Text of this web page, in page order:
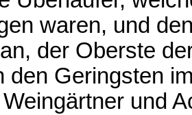
waren, und
der Oberste
den Geringsten
und